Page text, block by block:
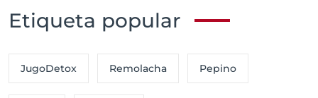
Etiqueta popular
JugoDetox Remolacha Pepino